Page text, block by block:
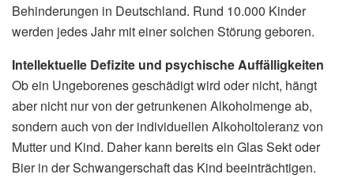
Behinderungen in Deutschland. Rund 10.000 Kinder
werden jedes Jahr mit einer solchen Störung geboren.
Intellektuelle Defizite und psychische Auffälligkeiten
Ob ein Ungeborenes geschädigt wird oder nicht, hängt
aber nicht nur von der getrunkenen Alkoholmenge ab,
sondern auch von der individuellen Alkoholtoleranz von
Mutter und Kind. Daher kann bereits ein Glas Sekt oder
Bier in der Schwangerschaft das Kind beeinträchtigen.